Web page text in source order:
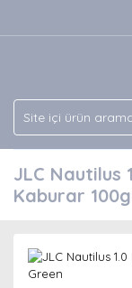
JLC Nautilus
Kaburar